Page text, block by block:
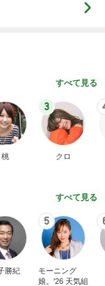
すべて見る
桃
3
クロ
すべて見る
勝紀
5
モーニング
娘。'26 天気組